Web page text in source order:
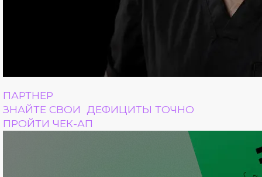
ПАРТНЕР
ЗНАЙТЕ СВОИ ДЕФИЦИТЫ ТОЧНО
ПРОЙТИ ЧЕК-АП